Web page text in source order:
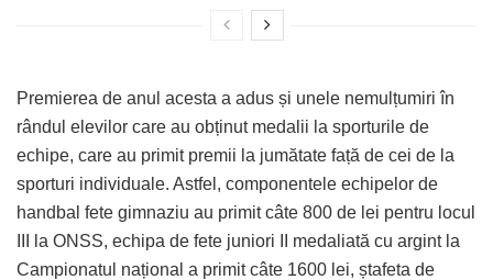
Premierea de anul acesta a adus și unele nemulțumiri în
rândul elevilor care au obținut medalii la sporturile de
echipe, care au primit premii la jumătate față de cei de la
sporturi individuale. Astfel, componentele echipelor de
handbal fete gimnaziu au primit câte 800 de lei pentru locul
III la ONSS, echipa de fete juniori II medaliată cu argint la
Campionatul național a primit câte 1600 lei, ștafeta de